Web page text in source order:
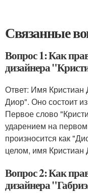
Связанные
Вопрос 1: Как
дизайнера
Ответ: Имя Кристиан
Диор". Оно состоит
Первое слово
ударением на
произносится как
целом, имя Кристиан
Вопрос 2: Как
дизайнера